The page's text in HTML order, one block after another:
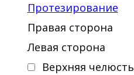
Протезирование
Правая сторона
Левая сторона
Верхняя челюсть